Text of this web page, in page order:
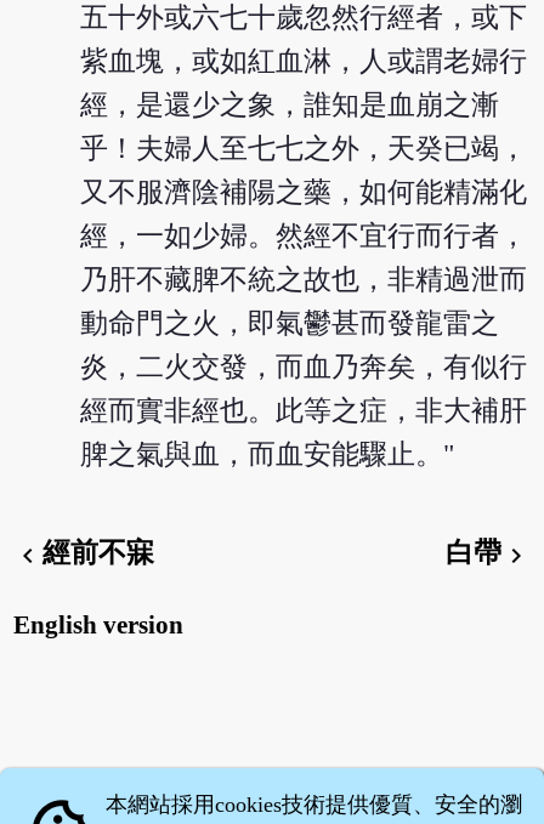
五十外或六七十歲忽然行經者，或下
紫血塊，或如紅血淋，人或謂老婦行
經，是還少之象，誰知是血崩之漸
乎！夫婦人至七七之外，天癸已竭，
又不服濟陰補陽之藥，如何能精滿化
經，一如少婦。然經不宜行而行者，
乃肝不藏脾不統之故也，非精過泄而
動命門之火，即氣鬱甚而發龍雷之
炎，二火交發，而血乃奔矣，有似行
經而實非經也。此等之症，非大補肝
脾之氣與血，而血安能驟止。"
chevron_left經前不寐 白帶chevron_right
English version
本網站採用cookies技術提供優質、安全的瀏